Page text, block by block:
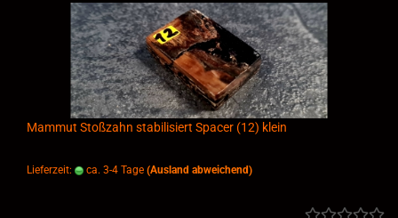
Mammut Stoßzahn stabilisiert Spacer (12) klein
Lieferzeit: ca. 3-4 Tage (Ausland abweichend)